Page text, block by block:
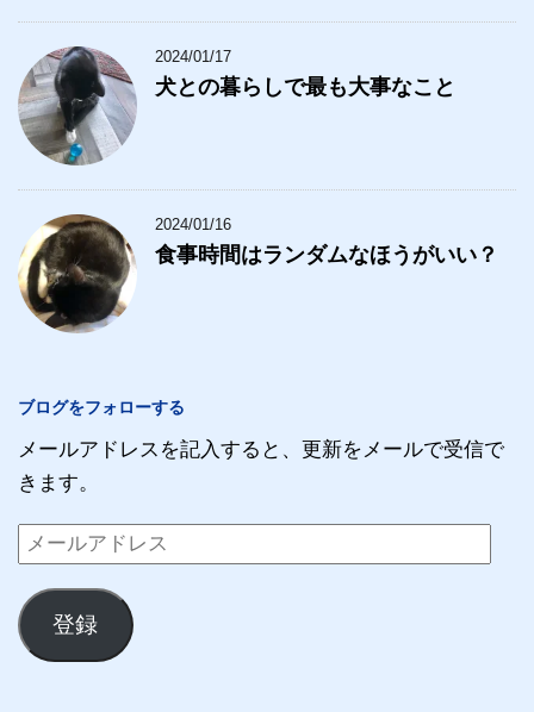
2024/01/17
犬との暮らしで最も大事なこと
2024/01/16
食事時間はランダムなほうがいい？
ブログをフォローする
メールアドレスを記入すると、更新をメールで受信で
きます。
メ
ル
ア
登録